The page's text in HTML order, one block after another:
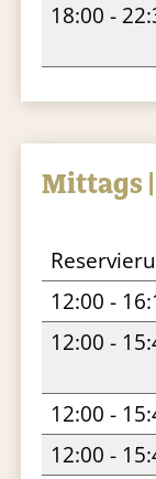
18:00 -
Mittags
12:00 -
12:00 -
12:00 -
12:00 -